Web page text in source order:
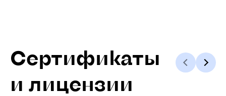
Сертификаты
и лицензии